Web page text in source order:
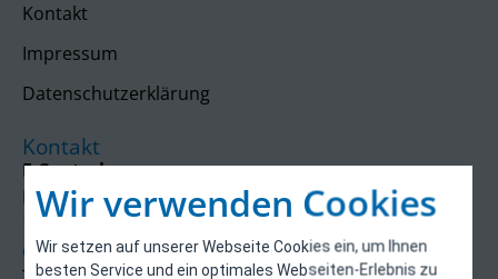
Wir verwenden Cookies
Wir setzen auf unserer Webseite Cookies ein, um Ihnen
besten Service und ein optimales Webseiten-Erlebnis zu
Kontakt
Impressum
Datenschutzerklärung
Kontakt
E-Control
Rudolfsplatz 13a
1010 Wien
energieeffizienz@e-control.at